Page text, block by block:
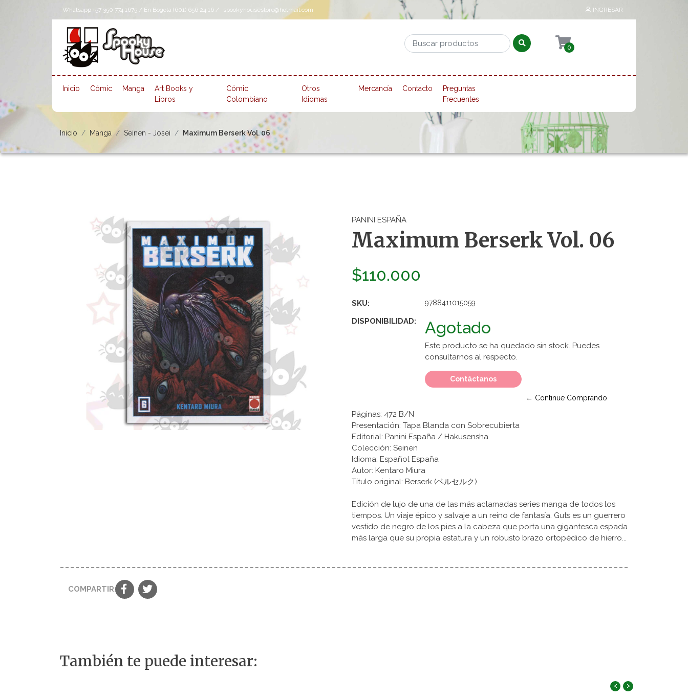
Whatsapp +57 350 774 1675 / En Bogotá (601) 656 24 16 / spookyhousestore@hotmail.com INGRESAR
0
Inicio Cómic Manga
Art Books y
Libros
Cómic
Colombiano
Otros
Idiomas
Mercancía Contacto
Preguntas
Frecuentes
Inicio Manga Seinen - Josei Maximum Berserk Vol. 06
PANINI ESPAÑA
Maximum Berserk Vol. 06
$110.000
SKU: 9788411015059
DISPONIBILIDAD: Agotado
Este producto se ha quedado sin stock. Puedes
consultarnos al respecto.
Contáctanos
← Continue Comprando
Páginas: 472 B/N
Presentación: Tapa Blanda con Sobrecubierta
Editorial: Panini España / Hakusensha
Colección: Seinen
Idioma: Español España
Autor: Kentaro Miura
Título original: Berserk (ベルセルク)
Edición de lujo de una de las más aclamadas series manga de todos los
tiempos. Un viaje épico y salvaje a un reino de fantasía. Guts es un guerrero
vestido de negro de los pies a la cabeza que porta una gigantesca espada
más larga que su propia estatura y un robusto brazo ortopédico de hierro...
COMPARTIR:
También te puede interesar:
‹ ›